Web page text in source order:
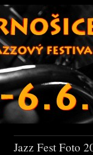
Jazz Fest Foto